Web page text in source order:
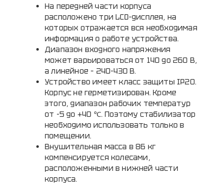
На передней части корпуса
расположено три LCD-дисплея, на
которых отражается вся необходимая
информация о работе устройства.
Диапазон входного напряжения
может варьироваться от 140 до 260 В,
а линейное – 240-430 В.
Устройство имеет класс защиты IP20.
Корпус не герметизирован. Кроме
этого, диапазон рабочих температур
от -5 до +40 ℃. Поэтому стабилизатор
необходимо использовать только в
помещении.
Внушительная масса в 86 кг
компенсируется колесами,
расположенными в нижней части
корпуса.